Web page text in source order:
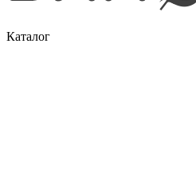
Каталог